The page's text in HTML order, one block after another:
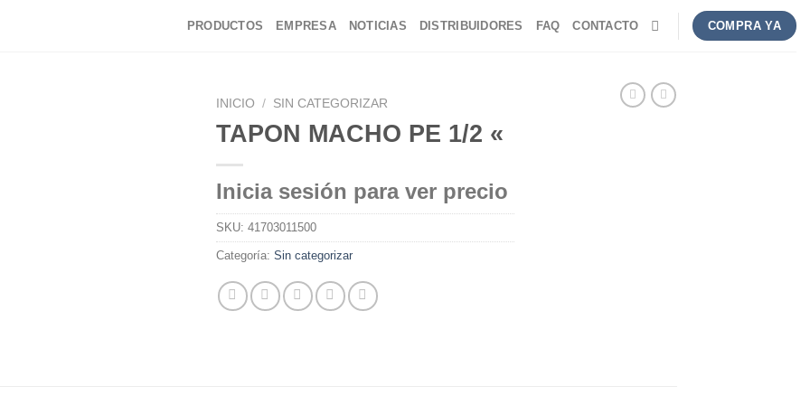
PRODUCTOS EMPRESA NOTICIAS DISTRIBUIDORES FAQ CONTACTO COMPRA YA
INICIO / SIN CATEGORIZAR
TAPON MACHO PE 1/2 «
Inicia sesión para ver precio
SKU: 41703011500
Categoría: Sin categorizar